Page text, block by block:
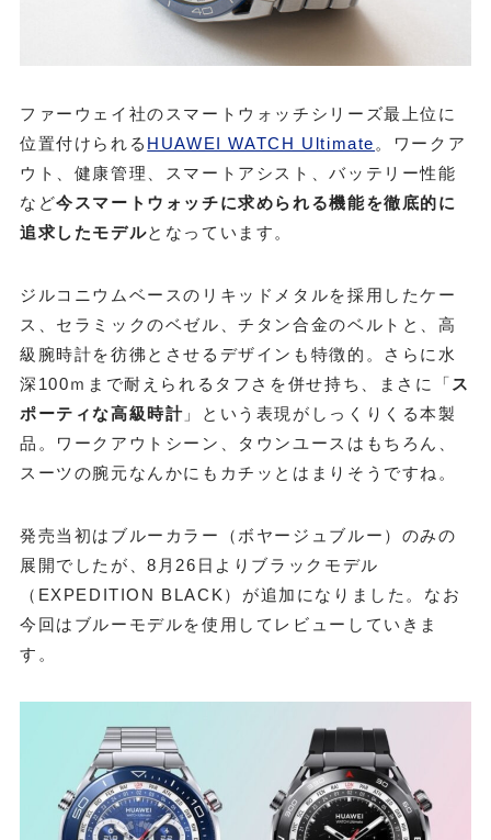
ファーウェイ社のスマートウォッチシリーズ最上位に
位置付けられる HUAWEI WATCH Ultimate 。ワークア
ウト、健康管理、スマートアシスト、バッテリー性能
など今スマートウォッチに求められる機能を徹底的に
追求したモデルとなっています。
ジルコニウムベースのリキッドメタルを採用したケー
ス、セラミックのベゼル、チタン合金のベルトと、高
級腕時計を彷彿とさせるデザインも特徴的。さらに水
深100ｍまで耐えられるタフさを併せ持ち、まさに「 ス
ポーティな高級時計 」という表現がしっくりくる本製
品。ワークアウトシーン、タウンユースはもちろん、
スーツの腕元なんかにもカチッとはまりそうですね。
発売当初はブルーカラー（ボヤージュブルー）のみの
展開でしたが、8月26日よりブラックモデル
（EXPEDITION BLACK）が追加になりました。なお
今回はブルーモデルを使用してレビューしていきま
す。